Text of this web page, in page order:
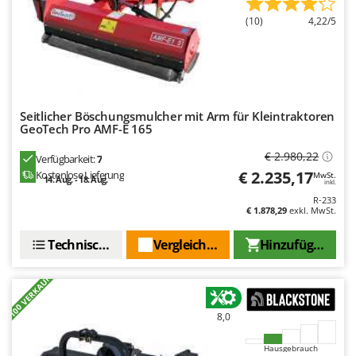
Spiralmac
Spring Protezione
Spyro
Stocker
Sunseeker
Tellarini Pompe
Tenco
Titania
(10) 4,22/5
Seitlicher Böschungsmulcher mit Arm für Kleintraktoren
GeoTech Pro AMF-E 165
Verfügbarkeit:7
Kostenlose Lieferung
14. Aug. - 18. Aug.
€ 2.980,22
€ 2.235,17MwSt.
inkl.
R-233
€ 1.878,29 exkl. MwSt.
Hinzufügen
Vergleichen Sie
Technische Daten
+100 VERKAUFT 8,0
Hausgebrauch